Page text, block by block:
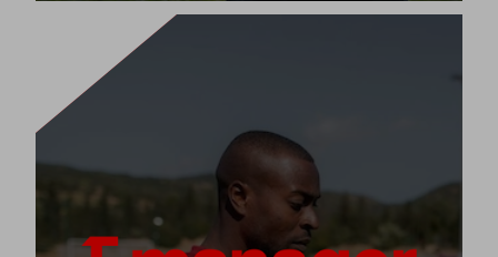
스포츠 디지털 시각화
T-manager는 11가지 스포츠 종목에 맞춘 훈련 및 경기
전략을 위한 웹 및 모바일 애플리케이션(구글 플레이 및
애플 스토어) 디지털 전술 보드입니다.
이를 통해 팀에 자신만의 또는 Kimet 유니버스의 어떤 플